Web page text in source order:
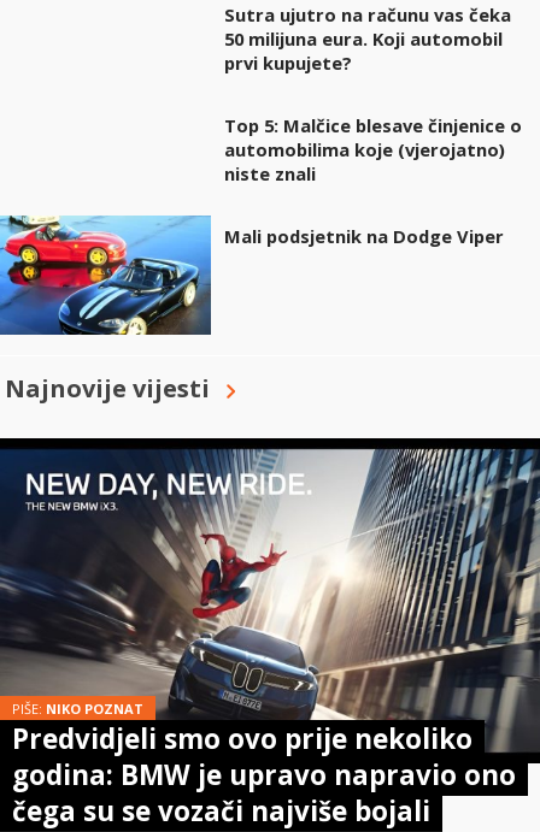
Sutra ujutro na računu vas čeka
50 milijuna eura. Koji automobil
prvi kupujete?
Top 5: Malčice blesave činjenice o
automobilima koje (vjerojatno)
niste znali
Mali podsjetnik na Dodge Viper
Najnovije vijesti
PIŠE: NIKO POZNAT
Predvidjeli smo ovo prije nekoliko
godina: BMW je upravo napravio ono
čega su se vozači najviše bojali